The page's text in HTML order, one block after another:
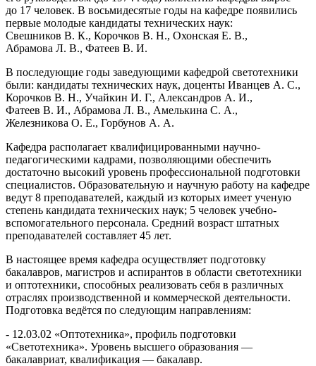
до 17 человек. В восьмидесятые годы на кафедре появились
первые молодые кандидаты технических наук:
Свешников В. К., Корочков В. Н., Охонская Е. В.,
Абрамова Л. В., Фатеев В. И.
В последующие годы заведующими кафедрой светотехники
были: кандидаты технических наук, доценты Иванцев А. С.,
Корочков В. Н., Учайкин И. Г., Александров А. И.,
Фатеев В. И., Абрамова Л. В., Амелькина С. А.,
Железникова О. Е., Горбунов А. А.
Кафедра располагает квалифицированными научно-
педагогическими кадрами, позволяющими обеспечить
достаточно высокий уровень профессиональной подготовки
специалистов. Образовательную и научную работу на кафедре
ведут 8 преподавателей, каждый из которых имеет ученую
степень кандидата технических наук; 5 человек учебно-
вспомогательного персонала. Средний возраст штатных
преподавателей составляет 45 лет.
В настоящее время кафедра осуществляет подготовку
бакалавров, магистров и аспирантов в области светотехники
и оптотехники, способных реализовать себя в различных
отраслях производственной и коммерческой деятельности.
Подготовка ведётся по следующим направлениям:
- 12.03.02 «Оптотехника», профиль подготовки
«Светотехника». Уровень высшего образования —
бакалавриат, квалификация — бакалавр.